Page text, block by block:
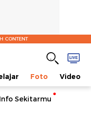
CONTENT
Foto Video
Info Sekitarmu